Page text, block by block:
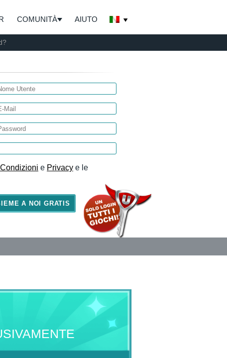
COMUNITÀ AIUTO
e Privacy e le